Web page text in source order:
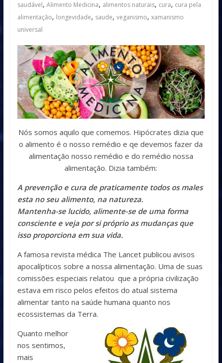
saudável, Alimento Medicina, alimentos naturais, cura, cura pela
alimentação, longevidade, saude, veganismo, xamanismo
universal
Nós somos aquilo que comemos. Hipócrates dizia que
o alimento é o nosso remédio e qe devemos fazer da
alimentação nosso remédio e do remédio nossa
alimentação. Dizia também:
A prevenção e cura de praticamente todos os males
esta no seu alimento, na natureza.
Mantenha-se lucido, alimente-se de uma forma
consciente e veja por si próprio as mudanças que
isso proporciona em sua vida.
A famosa revista médica The Lancet publicou avisos
apocalípticos sobre a nossa alimentação. Uma de suas
comissões especiais relatou que a própria civilização
estava em risco pelos efeitos do atual sistema
alimentar tanto na saúde humana quanto nos
ecossistemas da Terra.
Quanto melhor
nos sentimos,
mais